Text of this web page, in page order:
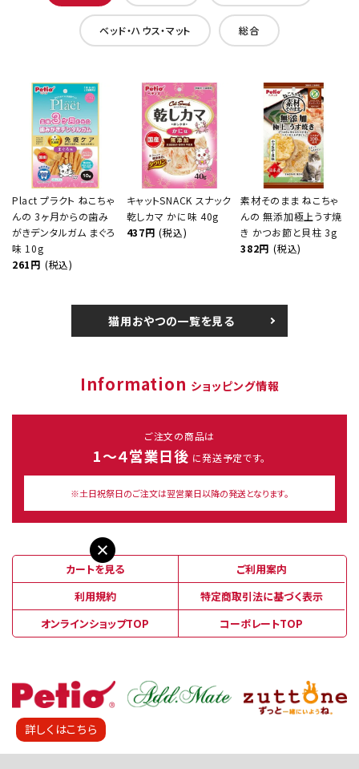
ベッド・ハウス・マット 総合
Plact プラクト ねこちゃ
んの 3ヶ月からの歯み
がきデンタルガム まぐろ
味 10g
261円 (税込)
キャットSNACK スナック
乾しカマ かに味 40g
437円 (税込)
素材そのまま ねこちゃ
んの 無添加極上うす焼
き かつお節と貝柱 3g
382円 (税込)
猫用おやつの一覧を見る
Information ショッピング情報
ご注文の商品は
1～４営業日後 に発送予定です。
※土日祝祭日のご注文は翌営業日以降の発送となります。
カートを見る
ご利用案内
利用規約
特定商取引法に基づく表示
オンラインショップTOP
コーポレートTOP
詳しくはこちら